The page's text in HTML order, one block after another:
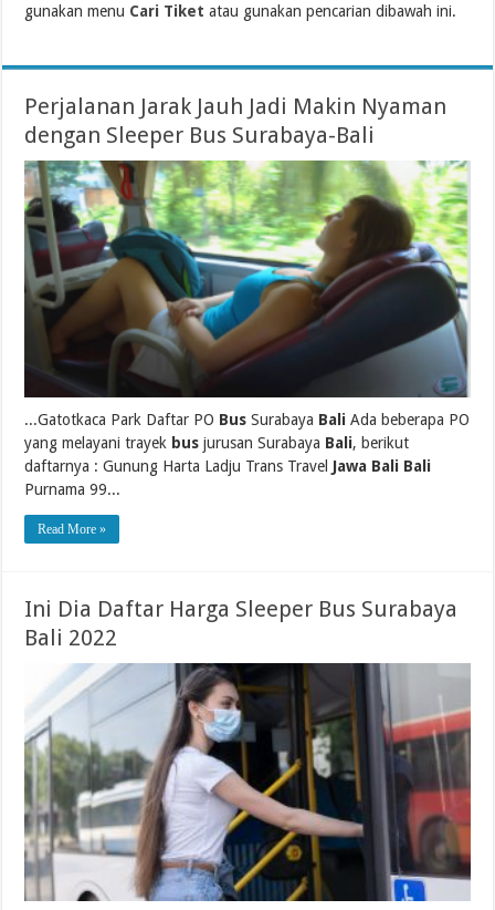
gunakan menu Cari Tiket atau gunakan pencarian dibawah ini.
Perjalanan Jarak Jauh Jadi Makin Nyaman
dengan Sleeper Bus Surabaya-Bali
...Gatotkaca Park Daftar PO Bus Surabaya Bali Ada beberapa PO
yang melayani trayek bus jurusan Surabaya Bali, berikut
daftarnya : Gunung Harta Ladju Trans Travel Jawa Bali Bali
Purnama 99...
Read More »
Ini Dia Daftar Harga Sleeper Bus Surabaya
Bali 2022